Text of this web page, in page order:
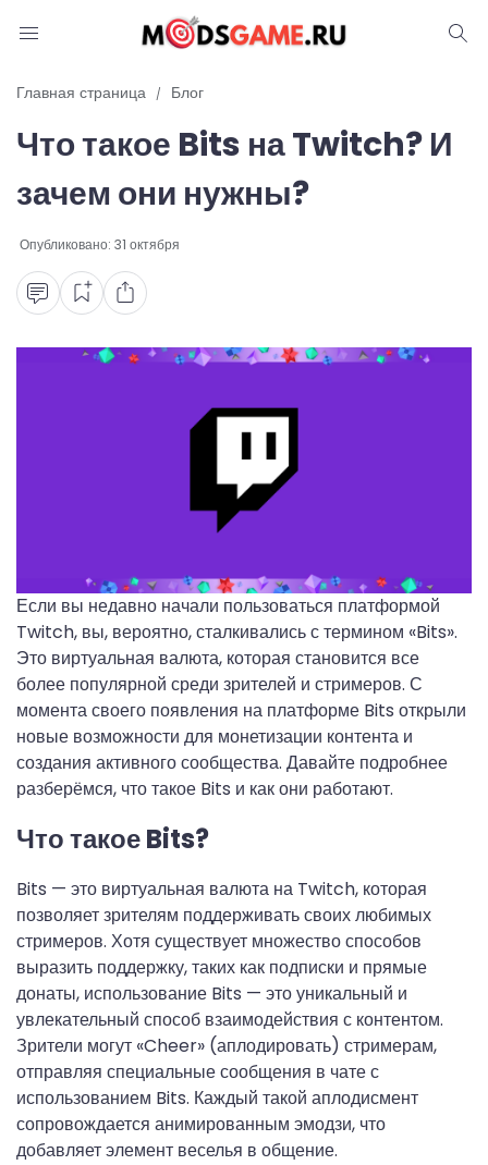
Блог
Читы и коды
Промокоды
Ошибки
Руководства
Roblox
Главная страница Блог
Что такое Bits на Twitch? И
зачем они нужны?
Опубликовано: 31 октября
Если вы недавно начали пользоваться платформой
Twitch, вы, вероятно, сталкивались с термином «Bits».
Это виртуальная валюта, которая становится все
более популярной среди зрителей и стримеров. С
момента своего появления на платформе Bits открыли
новые возможности для монетизации контента и
создания активного сообщества. Давайте подробнее
разберёмся, что такое Bits и как они работают.
Что такое Bits?
Bits — это виртуальная валюта на Twitch, которая
позволяет зрителям поддерживать своих любимых
стримеров. Хотя существует множество способов
выразить поддержку, таких как подписки и прямые
донаты, использование Bits — это уникальный и
увлекательный способ взаимодействия с контентом.
Зрители могут «Cheer» (аплодировать) стримерам,
отправляя специальные сообщения в чате с
использованием Bits. Каждый такой аплодисмент
сопровождается анимированным эмодзи, что
добавляет элемент веселья в общение.